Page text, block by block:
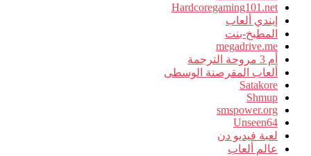
Hardcoregaming101.net
إيندي ألعاب
المطبخ-بنت
megadrive.me
أم 3 مروحة الترجمة
ألعاب المقرصنة الوسطى
Satakore
Shmup
smspower.org
Unseen64
لعبة فيديو دن
عالم ألعاب